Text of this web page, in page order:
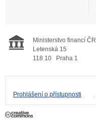
Ministerstvo financí ČR
Letenská 15
118 10
Praha 1
Prohlášení o přístupnosti